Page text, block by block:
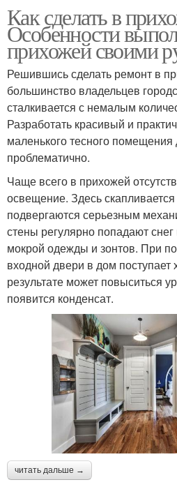
Как сделать в
Особенности
прихожей своими
Решившись сделать ремонт в
большинство владельцев
сталкивается с немалым
Разработать красивый и
маленького тесного помещения
проблематично.
Чаще всего в прихожей
освещение. Здесь
подвергаются серьезным
стены регулярно попадают
мокрой одежды и зонтов. При
входной двери в дом поступает
результате может повыситься
появится конденсат.
читать дальше →